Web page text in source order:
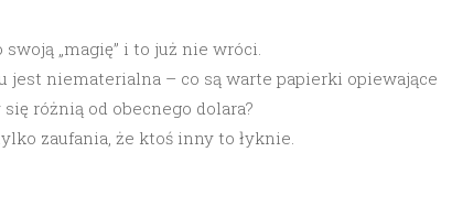
„magię” i to już nie wróci.
jest niematerialna – co są warte papierki opiewające
różnią od obecnego dolara?
zaufania, że ktoś inny to łyknie.